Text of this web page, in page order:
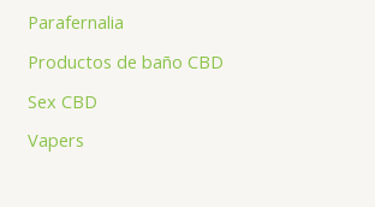
Parafernalia
Productos de baño CBD
Sex CBD
Vapers